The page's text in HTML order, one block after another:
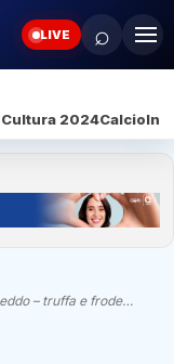
LIVE ⌕
2024Calcio
– truffa e frode…